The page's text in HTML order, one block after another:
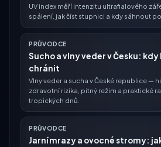
UV index měří intenzitu ultrafialového
spálení, jak číst stupnici a kdy sáhnout
PRŮVODCE
Sucho a vlny veder v Česku: kdy
chránit
Vlny veder a sucha v České republice —
zdravotní rizika, pitný režim a praktické
tropických dnů.
PRŮVODCE
Jarní mrazy a ovocné stromy: